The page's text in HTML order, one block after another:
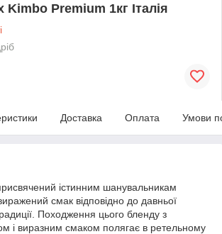
Kimbo Premium 1кг Італія
Доставка Оплата Умови
істинним шанувальникам
смак відповідно до давньої
Походження цього бленду з
і виразним смаком полягає в ретельному